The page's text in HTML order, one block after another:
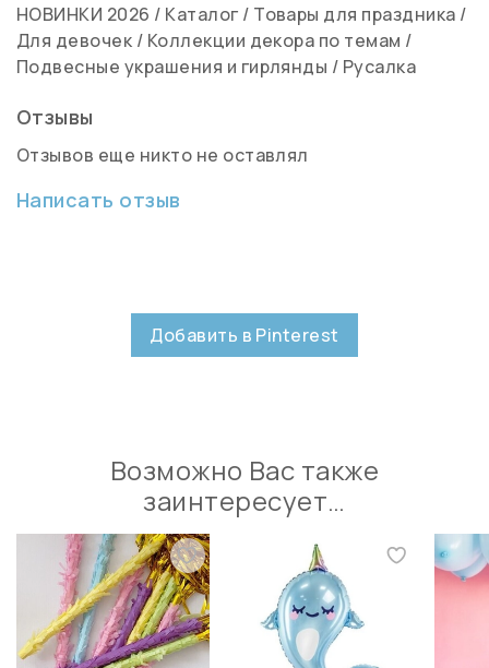
НОВИНКИ 2026 / Каталог / Товары для праздника /
Для девочек / Коллекции декора по темам /
Подвесные украшения и гирлянды / Русалка
Отзывы
Отзывов еще никто не оставлял
Написать отзыв
Добавить в Pinterest
Возможно Вас также
заинтересует…